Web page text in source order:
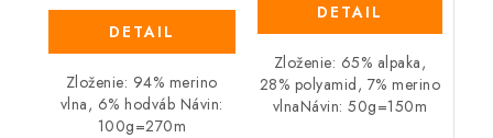
DETAIL
Zloženie: 94% merino
vlna, 6% hodváb Návin:
100g=270m
DETAIL
Zloženie: 65% alpaka,
28% polyamid, 7% merino
vlnaNávin: 50g=150m